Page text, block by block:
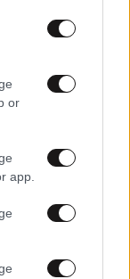
or
app.